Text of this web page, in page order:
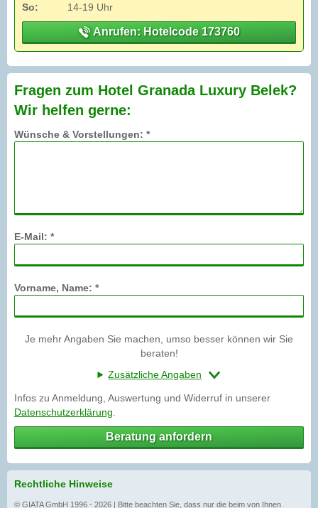
So:
14-19 Uhr
Anrufen: Hotelcode 173760
Fragen zum Hotel Granada Luxury Belek?
Wir helfen gerne:
Wünsche & Vorstellungen: *
E-Mail: *
Vorname, Name: *
Je mehr Angaben Sie machen, umso besser können wir Sie
beraten!
Zusätzliche Angaben
Infos zu Anmeldung, Auswertung und Widerruf in unserer
Datenschutzerklärung
Beratung anfordern
Rechtliche Hinweise
© GIATA GmbH 1996 - 2026 | Bitte beachten Sie, dass nur die beim von Ihnen